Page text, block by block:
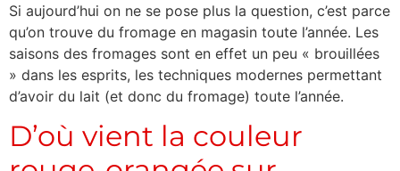
Si aujourd’hui on ne se pose plus la question, c’est parce
qu’on trouve du fromage en magasin toute l’année. Les
saisons des fromages sont en effet un peu « brouillées
» dans les esprits, les techniques modernes permettant
d’avoir du lait (et donc du fromage) toute l’année.
D’où vient la couleur